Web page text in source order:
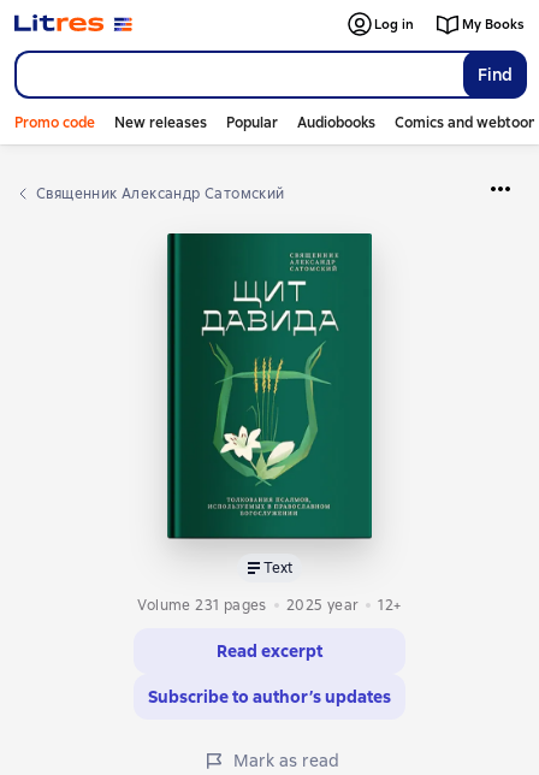
Find
Log in My Books
Promo code New releases Popular Audiobooks Comics and
священник Александр Сатомский
Text
Volume 231 pages
2025 year 12+
Read excerpt
Subscribe to author’s updates
Mark as read